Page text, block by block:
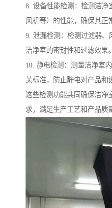
8. 设备性能检测：检测洁净
风机等）的性能，确保其正
9. 泄漏检测：检测过滤器、
洁净室的密封性和过滤效果。
10. 静电检测：测量洁净室
关标准，防止静电对产品和
这些检测功能共同确保洁净
求，满足生产工艺和产品质